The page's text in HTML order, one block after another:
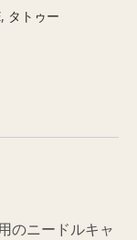
, タトゥー
のニードルキャ